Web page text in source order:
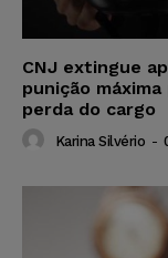
CNJ extingue
punição
perda do cargo
Karina Silvério -